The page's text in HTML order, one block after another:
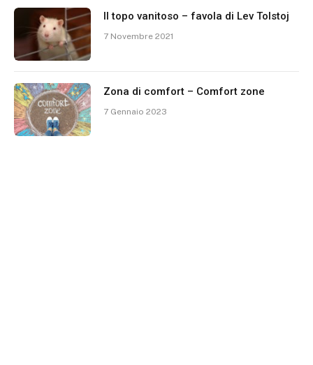
Il topo vanitoso – favola di Lev Tolstoj
7 Novembre 2021
Zona di comfort – Comfort zone
7 Gennaio 2023